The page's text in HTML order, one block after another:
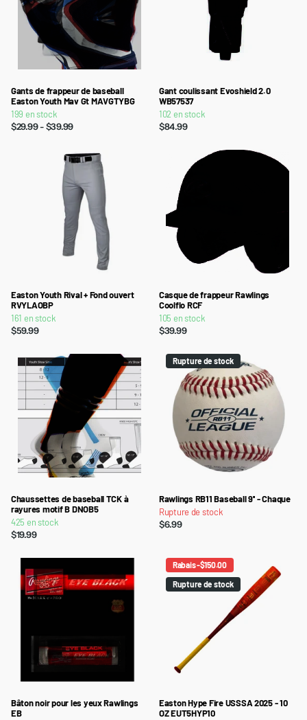
Gants de frappeur de baseball
Easton Youth Mav Gt MAVGTYBG
199 en stock
$29.99- $39.99
Gant coulissant Evoshield 2.0
WB57537
102 en stock
$84.99
Easton Youth Rival + Fond ouvert
RVYLAOBP
161 en stock
$59.99
Casque de frappeur Rawlings
Coolflo RCF
105 en stock
$39.99
Chaussettes de baseball TCK à
rayures motif B DNOB5
425 en stock
$19.99
Rupture de stock
Rawlings RB11 Baseball 9'' - Chaque
Rupture de stock
$6.99
Bâton noir pour les yeux Rawlings
EB
Rabais -$150.00
Rupture de stock
Easton Hype Fire USSSA 2025 - 10
OZ EUT5HYP10